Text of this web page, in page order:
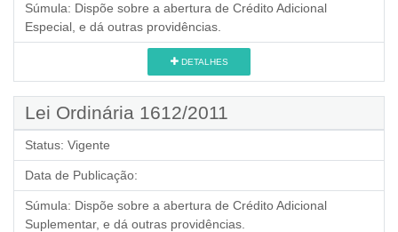
Súmula: Dispõe sobre a abertura de Crédito Adicional
Especial, e dá outras providências.
DETALHES
Lei Ordinária 1612/2011
Status: Vigente
Data de Publicação:
Súmula: Dispõe sobre a abertura de Crédito Adicional
Suplementar, e dá outras providências.